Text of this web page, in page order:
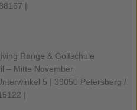
|
Range & Golfschule
– Mitte November
5 | 39050 Petersberg /
|